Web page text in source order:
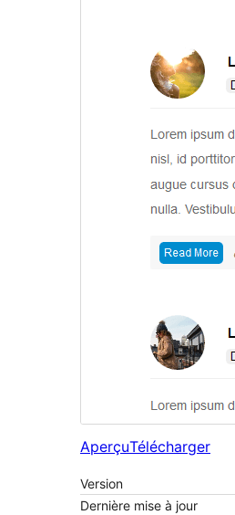
AperçuTélécharger
Version
Dernière mise à jour